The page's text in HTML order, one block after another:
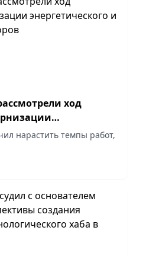
ход
коммунального
нарастить темпы работ,